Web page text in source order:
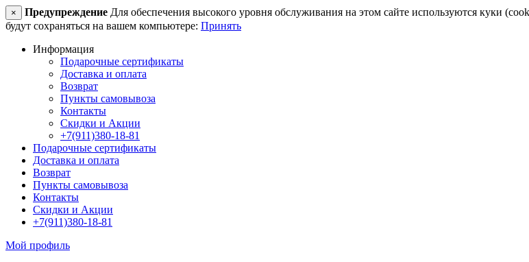
× Предупреждение Для обеспечения высокого уровня обслуживания на этом сайте используются куки
будут сохраняться на вашем компьютере: Принять
Информация
Подарочные сертификаты
Доставка и оплата
Возврат
Пункты самовывоза
Контакты
Скидки и Акции
+7(911)380-18-81
Подарочные сертификаты
Доставка и оплата
Возврат
Пункты самовывоза
Контакты
Скидки и Акции
+7(911)380-18-81
Мой профиль